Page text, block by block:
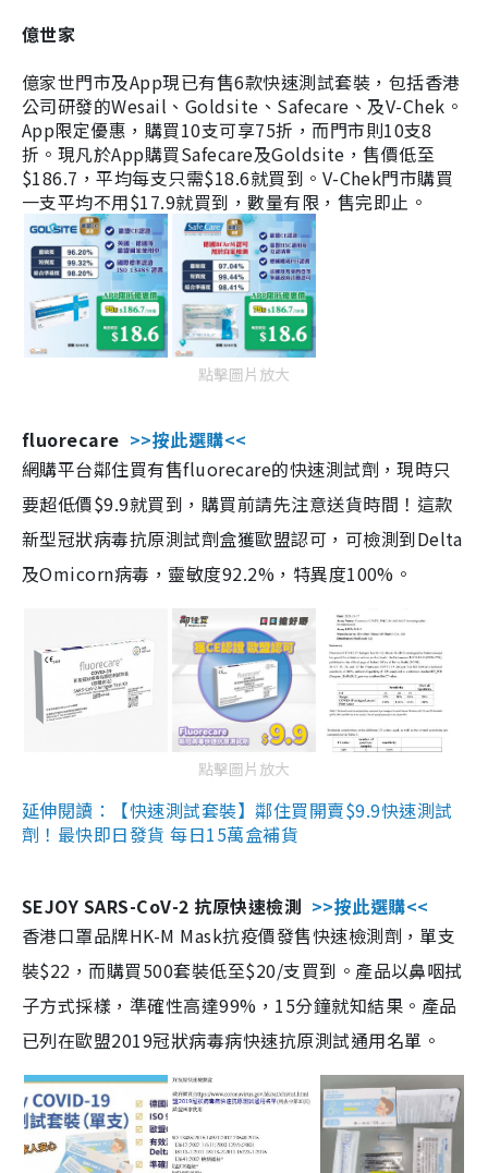
億世家
億家世門市及App現已有售6款快速測試套裝，包括香港
公司研發的Wesail、Goldsite、Safecare、及V-Chek。
App限定優惠，購買10支可享75折，而門市則10支8
折。現凡於App購買Safecare及Goldsite，售價低至
$186.7，平均每支只需$18.6就買到。V-Chek門市購買
一支平均不用$17.9就買到，數量有限，售完即止。
點擊圖片放大
fluorecare >>按此選購<<
網購平台鄰住買有售fluorecare的快速測試劑，現時只
要超低價$9.9就買到，購買前請先注意送貨時間！這款
新型冠狀病毒抗原測試劑盒獲歐盟認可，可檢測到Delta
及Omicorn病毒，靈敏度92.2%，特異度100%。
點擊圖片放大
延伸閱讀：【快速測試套裝】鄰住買開賣$9.9快速測試
劑！最快即日發貨 每日15萬盒補貨
SEJOY SARS-CoV-2 抗原快速檢測 >>按此選購<<
香港口罩品牌HK-M Mask抗疫價發售快速檢測劑，單支
裝$22，而購買500套裝低至$20/支買到。產品以鼻咽拭
子方式採樣，準確性高達99%，15分鐘就知結果。產品
已列在歐盟2019冠狀病毒病快速抗原測試通用名單。